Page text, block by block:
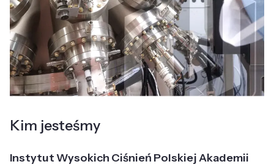
Kim jesteśmy
Instytut Wysokich Ciśnień Polskiej Akademii